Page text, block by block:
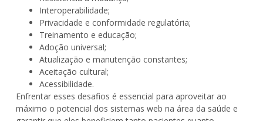
Interoperabilidade;
Privacidade e conformidade regulatória;
Treinamento e educação;
Adoção universal;
Atualização e manutenção constantes;
Aceitação cultural;
Acessibilidade.
Enfrentar esses desafios é essencial para aproveitar ao
máximo o potencial dos sistemas web na área da saúde e